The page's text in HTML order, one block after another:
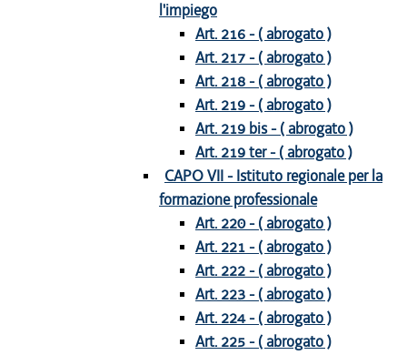
l'impiego
Art. 216 - ( abrogato )
Art. 217 - ( abrogato )
Art. 218 - ( abrogato )
Art. 219 - ( abrogato )
Art. 219 bis - ( abrogato )
Art. 219 ter - ( abrogato )
CAPO VII - Istituto regionale per la
formazione professionale
Art. 220 - ( abrogato )
Art. 221 - ( abrogato )
Art. 222 - ( abrogato )
Art. 223 - ( abrogato )
Art. 224 - ( abrogato )
Art. 225 - ( abrogato )